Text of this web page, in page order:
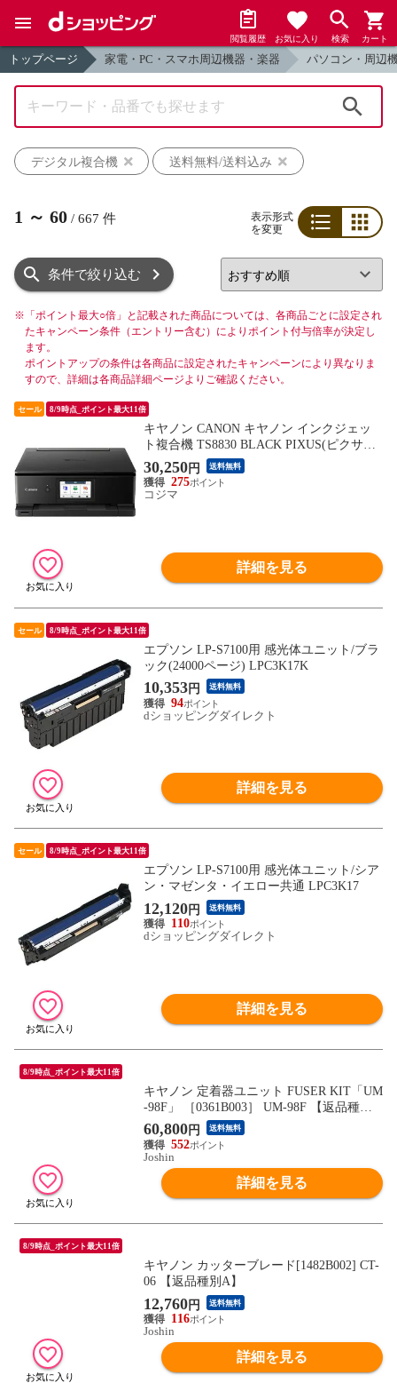
閲覧履歴 お気に入り 検索 カート
トップページ 家電・PC・スマホ周辺機器・楽器 パソコン・周辺
デジタル複合機
送料無料/送料込み
1 ～ 60 / 667 件
表示形式
を変更
条件で絞り込む
※ 「ポイント最大○倍」と記載された商品については、各商品ごとに設定され
たキャンペーン条件（エントリー含む）によりポイント付与倍率が決定し
ます。
ポイントアップの条件は各商品に設定されたキャンペーンにより異なりま
すので、詳細は各商品詳細ページよりご確認ください。
セール 8/9時点_ポイント最大11倍
キヤノン CANON キヤノン インクジェッ
ト複合機 TS8830 BLACK PIXUS(ピクサス)
［カード/名刺～A4］ ブラック TS8830BK
30,250円 送料無料
275
コジマ
詳細を見る
セール 8/9時点_ポイント最大11倍
エプソン LP-S7100用 感光体ユニット/ブラ
ック(24000ページ) LPC3K17K
10,353円 送料無料
94
dショッピングダイレクト
詳細を見る
セール 8/9時点_ポイント最大11倍
エプソン LP-S7100用 感光体ユニット/シア
ン・マゼンタ・イエロー共通 LPC3K17
12,120円 送料無料
110
dショッピングダイレクト
詳細を見る
8/9時点_ポイント最大11倍
キヤノン 定着器ユニット FUSER KIT「UM
-98F」 ［0361B003］ UM-98F 【返品種別
A】
60,800円 送料無料
552
Joshin
詳細を見る
8/9時点_ポイント最大11倍
キヤノン カッターブレード[1482B002] CT-
06 【返品種別A】
12,760円 送料無料
116
Joshin
詳細を見る